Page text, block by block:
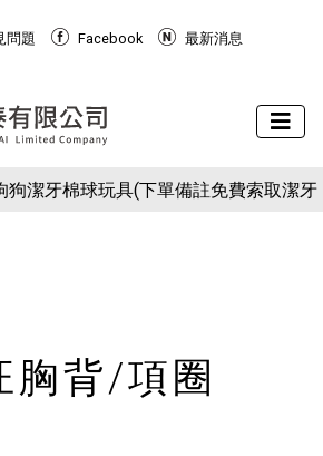
問題 Facebook 最新消息
博覽會
狗潔牙棉球玩具(下單備註免費索取潔牙
胸背/項圈